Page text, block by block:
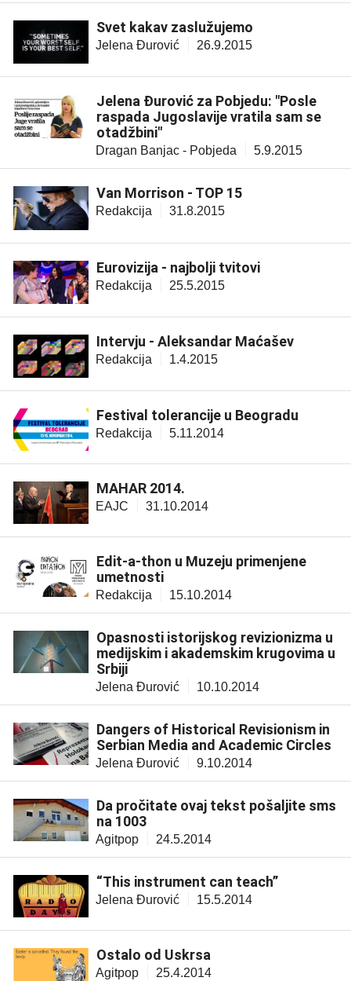
Svet kakav zaslužujemo
Jelena Đurović 26.9.2015
Jelena Đurović za Pobjedu: "Posle
raspada Jugoslavije vratila sam se
otadžbini"
Dragan Banjac - Pobjeda 5.9.2015
Van Morrison - TOP 15
Redakcija 31.8.2015
Eurovizija - najbolji tvitovi
Redakcija 25.5.2015
Intervju - Aleksandar Maćašev
Redakcija 1.4.2015
Festival tolerancije u Beogradu
Redakcija 5.11.2014
MAHAR 2014.
EAJC 31.10.2014
Edit-a-thon u Muzeju primenjene
umetnosti
Redakcija 15.10.2014
Opasnosti istorijskog revizionizma u
medijskim i akademskim krugovima u
Srbiji
Jelena Đurović 10.10.2014
Dangers of Historical Revisionism in
Serbian Media and Academic Circles
Jelena Đurović 9.10.2014
Da pročitate ovaj tekst pošaljite sms
na 1003
Agitpop 24.5.2014
“This instrument can teach”
Jelena Đurović 15.5.2014
Ostalo od Uskrsa
Agitpop 25.4.2014